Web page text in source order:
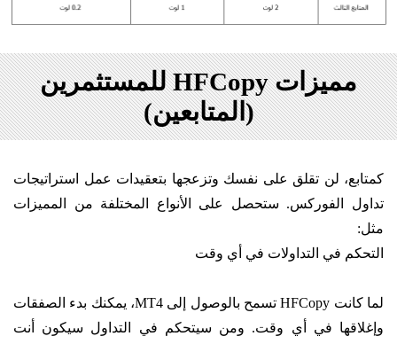
مميزات HFCopy للمستثمرين
(المتابعين)
كمتابع، لن تقلق على نفسك وتزعجها بتعقيدات عمل استراتيجات
تداول الفوركس. ستحصل على الأنواع المختلفة من المميزات
مثل:
التحكم في التداولات في أي وقت
لما كانت HFCopy تسمح بالوصول إلى MT4، يمكنك بدء الصفقات
وإغلاقها في أي وقت. ومن سيتحكم في التداول سيكون أنت